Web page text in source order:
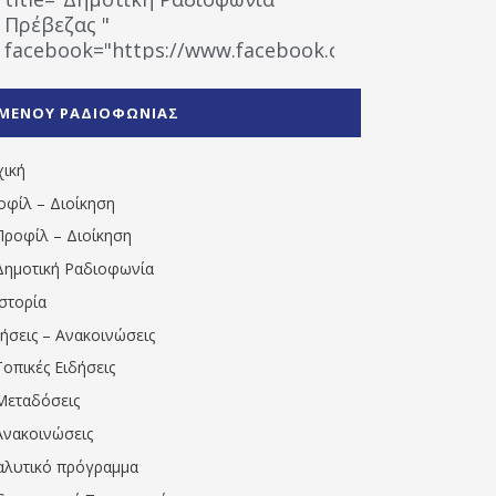
Πρέβεζας "
facebook="https://www.facebook.com/
1531194763766854/" artist="" ]
ΡΑΔΙΟΦΩΝΙΑΣ
– Διοίκηση
– Διοίκηση
Ραδιοφωνία
– Ανακοινώσεις
Ειδήσεις
πρόγραμμα